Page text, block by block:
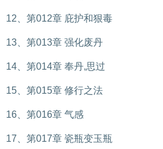
12、第012章 庇护和狠毒
13、第013章 强化废丹
14、第014章 奉丹,思过
15、第015章 修行之法
16、第016章 气感
17、第017章 瓷瓶变玉瓶